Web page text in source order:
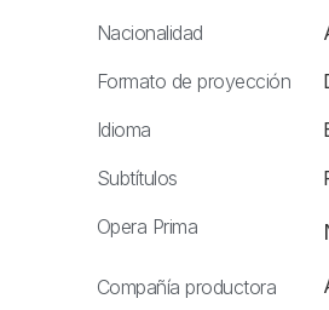
Nacionalidad
Formato de proyección
Idioma
Subtítulos
Opera Prima
Compañía productora